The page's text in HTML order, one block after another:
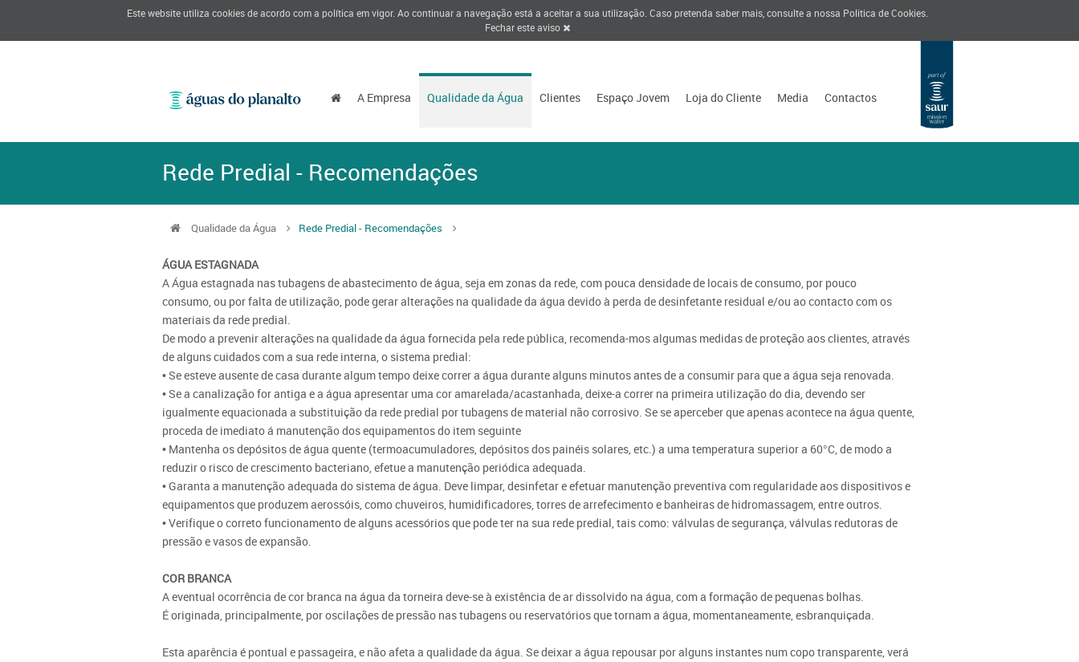
Este website utiliza cookies de acordo com a política em vigor. Ao continuar a navegação está a aceitar a sua utilização. Caso pretenda saber mais, consulte a nossa Politica de Cookies
Fechar este aviso
A Empresa Qualidade da Água Clientes Espaço Jovem Loja do Cliente Media Contactos
Rede Predial - Recomendações
Qualidade da Água Rede Predial - Recomendações
ÁGUA ESTAGNADA
A Água estagnada nas tubagens de abastecimento de água, seja em zonas da rede, com pouca densidade de locais de consumo, por pouco
consumo, ou por falta de utilização, pode gerar alterações na qualidade da água devido à perda de desinfetante residual e/ou ao contacto com os
materiais da rede predial.
De modo a prevenir alterações na qualidade da água fornecida pela rede pública, recomenda-mos algumas medidas de proteção aos clientes, através
de alguns cuidados com a sua rede interna, o sistema predial:
• Se esteve ausente de casa durante algum tempo deixe correr a água durante alguns minutos antes de a consumir para que a água seja renovada.
• Se a canalização for antiga e a água apresentar uma cor amarelada/acastanhada, deixe-a correr na primeira utilização do dia, devendo ser
igualmente equacionada a substituição da rede predial por tubagens de material não corrosivo. Se se aperceber que apenas acontece na água quente,
proceda de imediato á manutenção dos equipamentos do item seguinte
• Mantenha os depósitos de água quente (termoacumuladores, depósitos dos painéis solares, etc.) a uma temperatura superior a 60°C, de modo a
reduzir o risco de crescimento bacteriano, efetue a manutenção periódica adequada.
• Garanta a manutenção adequada do sistema de água. Deve limpar, desinfetar e efetuar manutenção preventiva com regularidade aos dispositivos e
equipamentos que produzem aerossóis, como chuveiros, humidificadores, torres de arrefecimento e banheiras de hidromassagem, entre outros.
• Verifique o correto funcionamento de alguns acessórios que pode ter na sua rede predial, tais como: válvulas de segurança, válvulas redutoras de
pressão e vasos de expansão.
COR BRANCA
A eventual ocorrência de cor branca na água da torneira deve-se à existência de ar dissolvido na água, com a formação de pequenas bolhas.
É originada, principalmente, por oscilações de pressão nas tubagens ou reservatórios que tornam a água, momentaneamente, esbranquiçada.
Esta aparência é pontual e passageira, e não afeta a qualidade da água. Se deixar a água repousar por alguns instantes num copo transparente, verá